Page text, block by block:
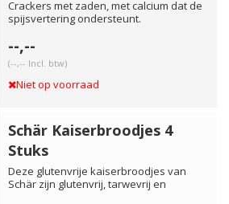
Crackers met zaden, met calcium dat de
spijsvertering ondersteunt.
--,--
(--,-- Incl. btw)
Niet op voorraad
Schär Kaiserbroodjes 4
Stuks
Deze glutenvrije kaiserbroodjes van
Schär zijn glutenvrij, tarwevrij en